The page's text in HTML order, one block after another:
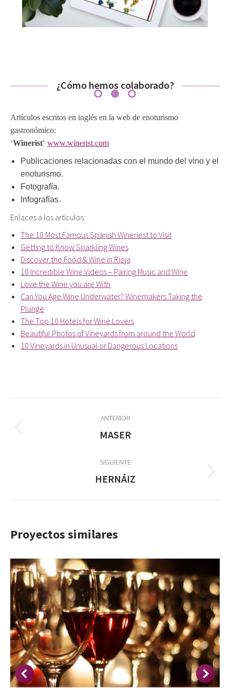
¿Cómo hemos colaborado?
Artículos escritos en inglés en la web de enoturismo
gastronómico:
‘Winerist‘ www.winerist.com
Publicaciones relacionadas con el mundo del vino y el
enoturismo.
Fotografía.
Infografías.
Enlaces a los artículos:
The 10 Most Famous Spanish Wineriest to Visit
Getting to Know Sparkling Wines
Discover the Food & Wine in Rioja
10 Incredible Wine Videos – Pairing Music and Wine
Love the Wine you are With
Can You Age Wine Underwater? Winemakers Taking the
Plunge
The Top 10 Hotels for Wine Lovers
Beautiful Photos of Vineyards from around the World
10 Vineyards in Unusual or Dangerous Locations
entre
ANTERIOR
Proyecto
MASER
SIGUIENTE
Proyecto
HERNÁIZ
Proyectos similares